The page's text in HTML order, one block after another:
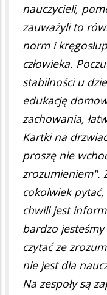
nauczycieli,
zauważyli to
norm i
człowieka.
stabilności u
edukację
zachowania,
Kartki na
proszę nie
zrozumieniem".
cokolwiek
chwili jest
bardzo
czytać ze
nie jest dla
Na zespoły są